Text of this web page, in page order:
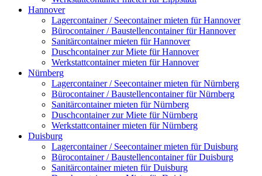
Hannover
Lagercontainer / Seecontainer mieten für Hannover
Bürocontainer / Baustellencontainer für Hannover
Sanitärcontainer mieten für Hannover
Duschcontainer zur Miete für Hannover
Werkstattcontainer mieten für Hannover
Nürnberg
Lagercontainer / Seecontainer mieten für Nürnberg
Bürocontainer / Baustellencontainer für Nürnberg
Sanitärcontainer mieten für Nürnberg
Duschcontainer zur Miete für Nürnberg
Werkstattcontainer mieten für Nürnberg
Duisburg
Lagercontainer / Seecontainer mieten für Duisburg
Bürocontainer / Baustellencontainer für Duisburg
Sanitärcontainer mieten für Duisburg